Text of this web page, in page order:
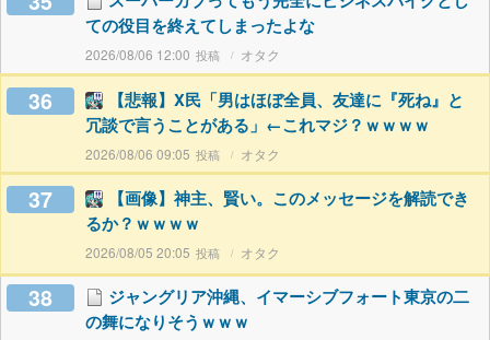
ての役目を終えてしまったよな
2026/08/06 12:00 オタク
36
【悲報】X民「男はほぼ全員、友達に『死ね』と
冗談で言うことがある」←これマジ？ｗｗｗｗ
2026/08/06 09:05 オタク
37
【画像】神主、賢い。このメッセージを解読でき
るか？ｗｗｗｗ
2026/08/05 20:05 オタク
38
ジャングリア沖縄、イマーシブフォート東京の二
の舞になりそうｗｗｗ